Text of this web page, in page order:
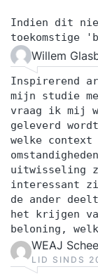
Indien dit
toekomstige
Willem
Inspirerend
mijn studie
vraag ik mij
geleverd
welke
uitwisseling
interessant
de ander
het krijgen
beloning,
WEAJ
LID SINDS